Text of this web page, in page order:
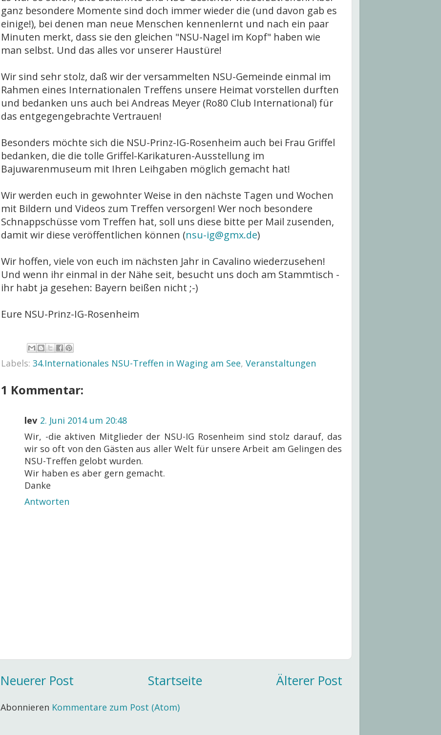
ganz besondere Momente sind doch immer wieder die (und davon gab es
einige!), bei denen man neue Menschen kennenlernt und nach ein paar
Minuten merkt, dass sie den gleichen "NSU-Nagel im Kopf" haben wie
man selbst. Und das alles vor unserer Haustüre!
Wir sind sehr stolz, daß wir der versammelten NSU-Gemeinde einmal im
Rahmen eines Internationalen Treffens unsere Heimat vorstellen durften
und bedanken uns auch bei Andreas Meyer (Ro80 Club International) für
das entgegengebrachte Vertrauen!
Besonders möchte sich die NSU-Prinz-IG-Rosenheim auch bei Frau Griffel
bedanken, die die tolle Griffel-Karikaturen-Ausstellung im
Bajuwarenmuseum mit Ihren Leihgaben möglich gemacht hat!
Wir werden euch in gewohnter Weise in den nächste Tagen und Wochen
mit Bildern und Videos zum Treffen versorgen! Wer noch besondere
Schnappschüsse vom Treffen hat, soll uns diese bitte per Mail zusenden,
damit wir diese veröffentlichen können (nsu-ig@gmx.de)
Wir hoffen, viele von euch im nächsten Jahr in Cavalino wiederzusehen!
Und wenn ihr einmal in der Nähe seit, besucht uns doch am Stammtisch -
ihr habt ja gesehen: Bayern beißen nicht ;-)
Eure NSU-Prinz-IG-Rosenheim
Labels: 34.Internationales NSU-Treffen in Waging am See, Veranstaltungen
1 Kommentar:
lev 2. Juni 2014 um 20:48
Wir, -die aktiven Mitglieder der NSU-IG Rosenheim sind stolz darauf, das
wir so oft von den Gästen aus aller Welt für unsere Arbeit am Gelingen des
NSU-Treffen gelobt wurden.
Wir haben es aber gern gemacht.
Danke
Antworten
Neuerer Post Älterer Post
Startseite
Abonnieren Kommentare zum Post (Atom)